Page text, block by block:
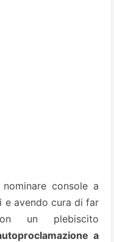
console a
e avendo cura di far
un plebiscito
a